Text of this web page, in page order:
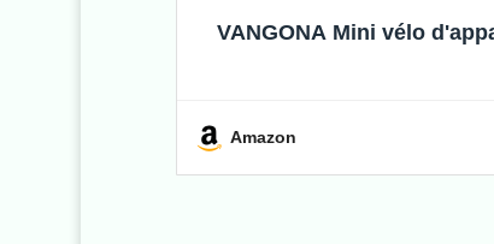
VANGONA Mini vélo
Amazon